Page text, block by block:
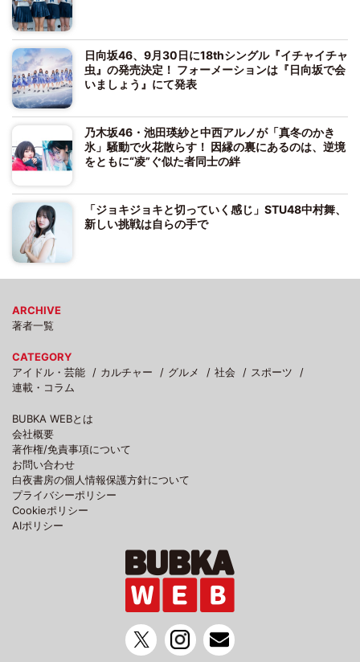
日向坂46、9月30日に18thシングル『イチャイチャ
虫』の発売決定！ フォーメーションは『日向坂で会
いましょう』にて発表
乃木坂46・池田瑛紗と中西アルノが「真冬のかき
氷」騒動で火花散らす！ 因縁の裏にあるのは、逆境
をともに“凌”ぐ似た者同士の絆
「ジョキジョキと切っていく感じ」STU48中村舞、
新しい挑戦は自らの手で
ARCHIVE
著者一覧
CATEGORY
アイドル・芸能
カルチャー グルメ 社会
スポーツ
連載・コラム
BUBKA WEBとは
会社概要
著作権/免責事項について
お問い合わせ
白夜書房の個人情報保護方針について
プライバシーポリシー
Cookieポリシー
AIポリシー